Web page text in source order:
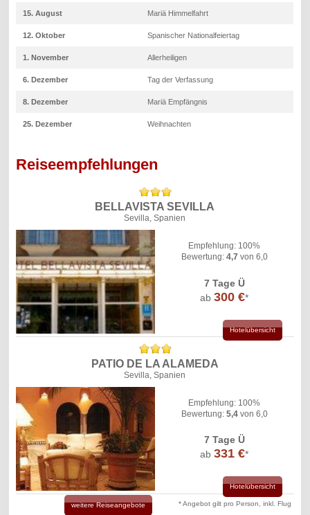
15. August Mariä Himmelfahrt
12. Oktober Spanischer Nationalfeiertag
1. November Allerheiligen
6. Dezember Tag der Verfassung
8. Dezember Mariä Empfängnis
25. Dezember Weihnachten
Reiseempfehlungen
BELLAVISTA SEVILLA
Sevilla, Spanien
Empfehlung: 100%
Bewertung: 4,7 von 6,0
7 Tage Ü
ab300 €*
Hotelübersicht
PATIO DE LA ALAMEDA
Sevilla, Spanien
Empfehlung: 100%
Bewertung: 5,4von 6,0
7 Tage Ü
ab331 €*
Hotelübersicht
weitere Reiseangebote * Angebot gilt pro Person, inkl. Flug